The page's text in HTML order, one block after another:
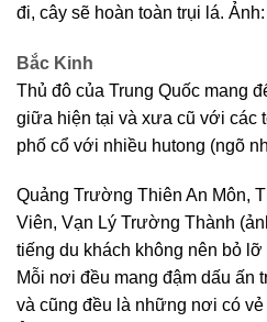
đi, cây sẽ hoàn toàn trụi lá. Ảnh:
Bắc Kinh
Thủ đô của Trung Quốc mang
giữa hiện tại và xưa cũ với các
phố cổ với nhiều hutong (ngõ
Quảng Trường Thiên An Môn,
Viên, Vạn Lý Trường Thành
tiếng du khách không nên bỏ
Mỗi nơi đều mang đậm dấu ấn
và cũng đều là những nơi có